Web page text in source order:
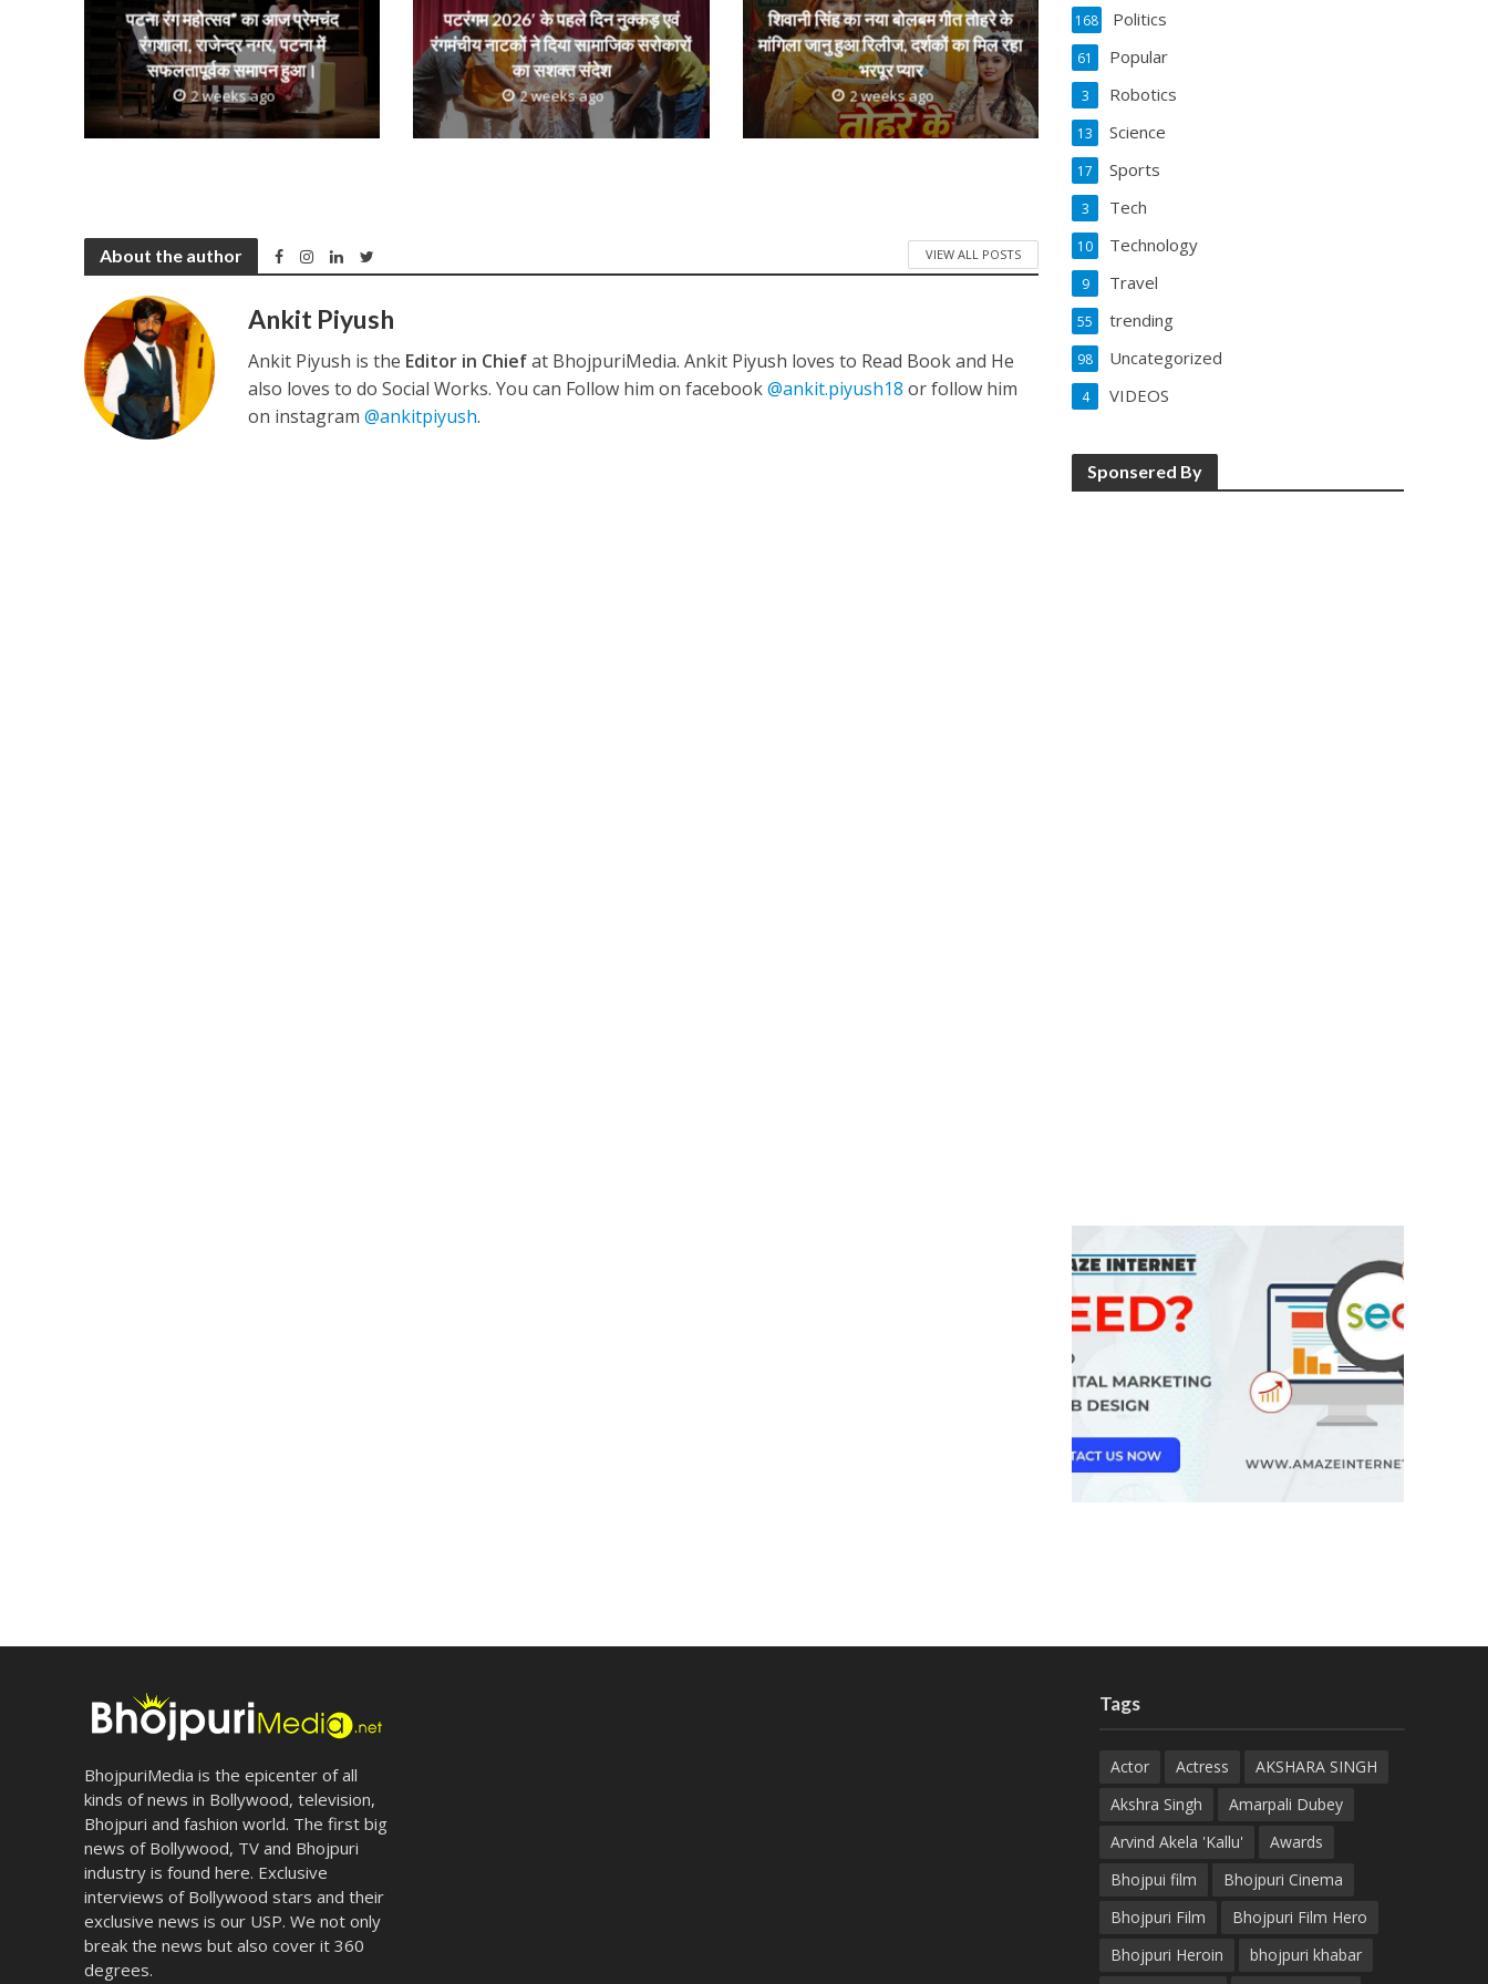
कुलदीप कुमार की “गौरी शंकर की प्रेम कहानी” ने मचाया धमाल
‘शेल्टर होम’ के एक सीन ने तोड़ दिया दिव्या त्यागी का सब्र, कैमरा बंद होने के बाद भी नहीं थमे आंसू
p k er
पटना रंग महोत्सव” का आज प्रेमचंद
रंगशाला, राजेन्द्र नगर, पटना में
सफलतापूर्वक समापन हुआ।
2 weeks ago
पटरंगम 2026′ के पहले दिन नुक्कड़ एवं
रंगमंचीय नाटकों ने दिया सामाजिक सरोकारों
का सशक्त संदेश
2 weeks ago
शिवानी सिंह का नया बोलबम गीत तोहरे के
मांगिला जानु हुआ रिलीज, दर्शकों का मिल रहा
भरपूर प्यार
2 weeks ago
About the author VIEW ALL POSTS
Ankit Piyush
Ankit Piyush is the Editor in Chiefat BhojpuriMedia. Ankit Piyush loves to Read Book and He
also loves to do Social Works. You can Follow him on facebook@ankit.piyush18 or follow him
on instagram@ankitpiyush.
Politics
168
Popular
61
Robotics
3
Science
13
Sports
17
Tech
3
Technology
10
Travel
9
trending
55
Uncategorized
98
VIDEOS
4
Sponsered By
BhojpuriMedia is the epicenter of all
kinds of news in Bollywood, television,
Bhojpuri and fashion world. The first big
news of Bollywood, TV and Bhojpuri
industry is found here. Exclusive
interviews of Bollywood stars and their
exclusive news is our USP. We not only
break the news but also cover it 360
degrees.
Tags
Actor Actress
AKSHARA SINGH
Akshra Singh
Amarpali Dubey
Arvind Akela 'Kallu'
Awards
Bhojpui film
Bhojpuri Cinema
Bhojpuri Film
Bhojpuri Film Hero
Bhojpuri Heroin
bhojpuri khabar